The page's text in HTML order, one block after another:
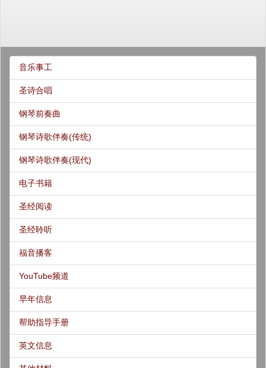
音乐事工
圣诗合唱
钢琴前奏曲
钢琴诗歌伴奏(传统)
钢琴诗歌伴奏(现代)
电子书籍
圣经阅读
圣经聆听
福音播客
YouTube频道
早年信息
帮助指导手册
英文信息